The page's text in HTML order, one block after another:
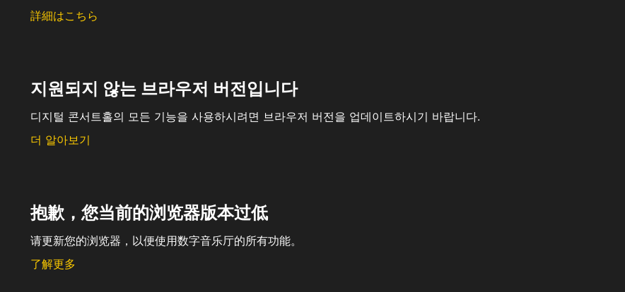
詳細はこちら
지원되지 않는 브라우저 버전입니다
디지털 콘서트홀의 모든 기능을 사용하시려면 브라우저 버전을 업데이트하시기 바랍니다.
더 알아보기
抱歉，您当前的浏览器版本过低
请更新您的浏览器，以便使用数字音乐厅的所有功能。
了解更多